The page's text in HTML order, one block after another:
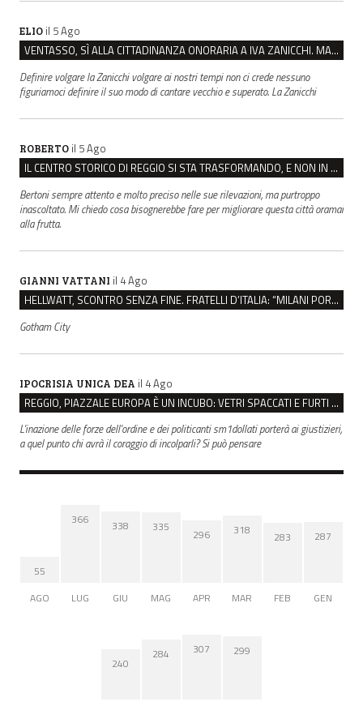
ELIO il 5 Ago
VENTASSO, SÌ ALLA CITTADINANZA ONORARIA A IVA ZANICCHI. MA BARGIACCHI: “È DI PESSIMO GUSTO”
Definire volgare la Zanicchi volgare ai nostri tempi non ci crede nessuno
figuriamoci definire il suo modo di cantare vecchio e superato. La Zanicchi
ROBERTO il 5 Ago
IL CENTRO STORICO DI REGGIO SI STA TRASFORMANDO, E NON IN MEGLIO
Bertoni sempre attento e molto preciso nelle sue rilevazioni, ma purtroppo
inascoltato. Mi chiedo cosa bisognerebbe fare per migliorare questa città oramai
alla frutta.
GIANNI VATTANI il 4 Ago
HELLWATT, SCONTRO SENZA FINE. FRATELLI D’ITALIA: “MILANI PORTA DOCUMENTI, DE FRANCO INSULTI”
Gotham City
IPOCRISIA UNICA DEA il 4 Ago
REGGIO, PIAZZALE EUROPA È UN INCUBO: VETRI SPACCATI E FURTI SULLE AUTO IN SOSTA
L'inazione delle forze dell'ordine e dei politicanti sm1dollati porterà ai giustizieri,
a quel punto chi avrà il coraggio di incolparli? Si può pensare
55
AGO
366
LUG
338
GIU
335
MAG
296
APR
318
MAR
283
FEB
287
GEN
240
284 307 299